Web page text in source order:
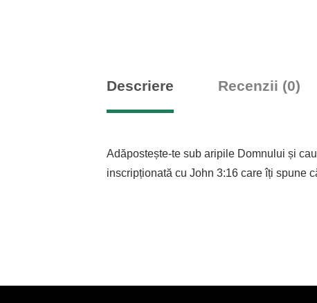
Descriere Recenzii (0)
Adăpostește-te sub aripile Domnului și
inscripționată cu John 3:16 care îți spune